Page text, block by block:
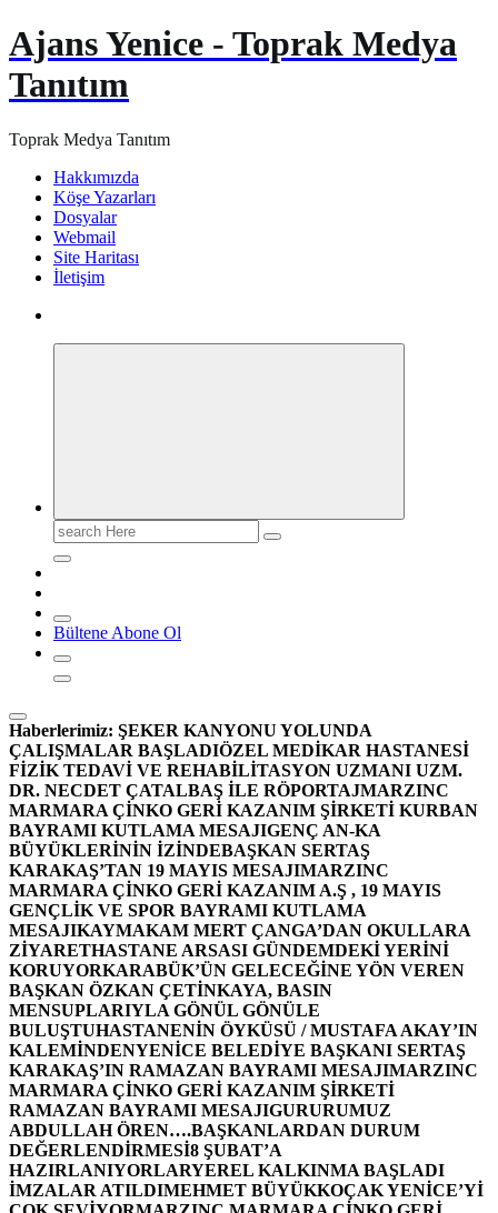
Ajans Yenice - Toprak Medya
Tanıtım
Toprak Medya Tanıtım
Hakkımızda
Köşe Yazarları
Dosyalar
Webmail
Site Haritası
İletişim
Search
for:
Bültene Abone Ol
Haberlerimiz: ŞEKER KANYONU YOLUNDA
ÇALIŞMALAR BAŞLADIÖZEL MEDİKAR HASTANESİ
FİZİK TEDAVİ VE REHABİLİTASYON UZMANI UZM.
DR. NECDET ÇATALBAŞ İLE RÖPORTAJMARZINC
MARMARA ÇİNKO GERİ KAZANIM ŞİRKETİ KURBAN
BAYRAMI KUTLAMA MESAJIGENÇ AN-KA
BÜYÜKLERİNİN İZİNDEBAŞKAN SERTAŞ
KARAKAŞ’TAN 19 MAYIS MESAJIMARZINC
MARMARA ÇİNKO GERİ KAZANIM A.Ş , 19 MAYIS
GENÇLİK VE SPOR BAYRAMI KUTLAMA
MESAJIKAYMAKAM MERT ÇANGA’DAN OKULLARA
ZİYARETHASTANE ARSASI GÜNDEMDEKİ YERİNİ
KORUYORKARABÜK’ÜN GELECEĞİNE YÖN VEREN
BAŞKAN ÖZKAN ÇETİNKAYA, BASIN
MENSUPLARIYLA GÖNÜL GÖNÜLE
BULUŞTUHASTANENİN ÖYKÜSÜ / MUSTAFA AKAY’IN
KALEMİNDENYENİCE BELEDİYE BAŞKANI SERTAŞ
KARAKAŞ’IN RAMAZAN BAYRAMI MESAJIMARZINC
MARMARA ÇİNKO GERİ KAZANIM ŞİRKETİ
RAMAZAN BAYRAMI MESAJIGURURUMUZ
ABDULLAH ÖREN….BAŞKANLARDAN DURUM
DEĞERLENDİRMESİ8 ŞUBAT’A
HAZIRLANIYORLARYEREL KALKINMA BAŞLADI
İMZALAR ATILDIMEHMET BÜYÜKKOÇAK YENİCE’Yİ